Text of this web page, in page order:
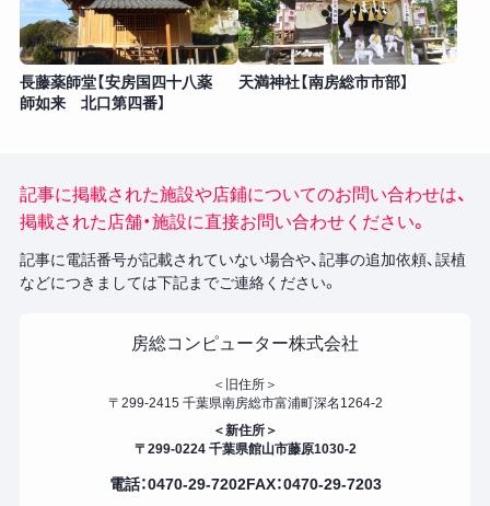
長藤薬師堂【安房国四十八薬
師如来 北口第四番】
天満神社【南房総市市部】
記事に掲載された施設や店鋪についてのお問い合わせは、
掲載された店舗・施設に直接お問い合わせください。
記事に電話番号が記載されていない場合や、記事の追加依頼、誤植
などにつきましては下記までご連絡ください。
房総コンピューター株式会社
＜旧住所＞
〒299-2415 千葉県南房総市富浦町深名1264-2
＜新住所＞
〒299-0224 千葉県館山市藤原1030-2
電話：0470-29-7202FAX：0470-29-7203